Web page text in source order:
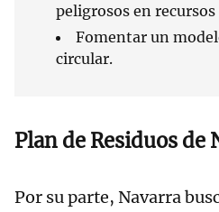
peligrosos en
Fomentar un
circular.
Plan de Residuos de
Por su parte, Navarra